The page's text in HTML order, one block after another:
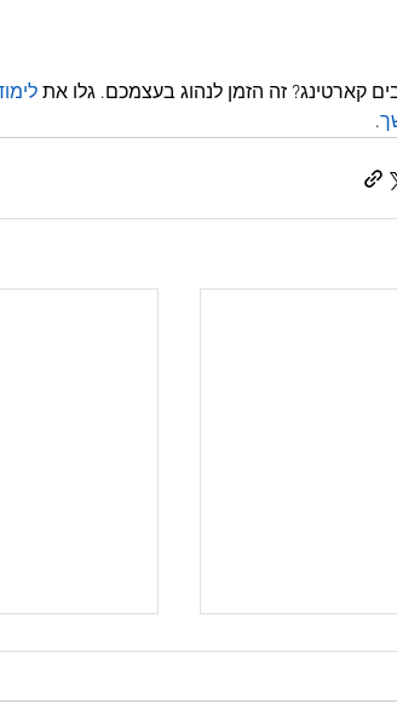
קארטינג? זה הזמן לנהוג בעצמכם. גלו את
.